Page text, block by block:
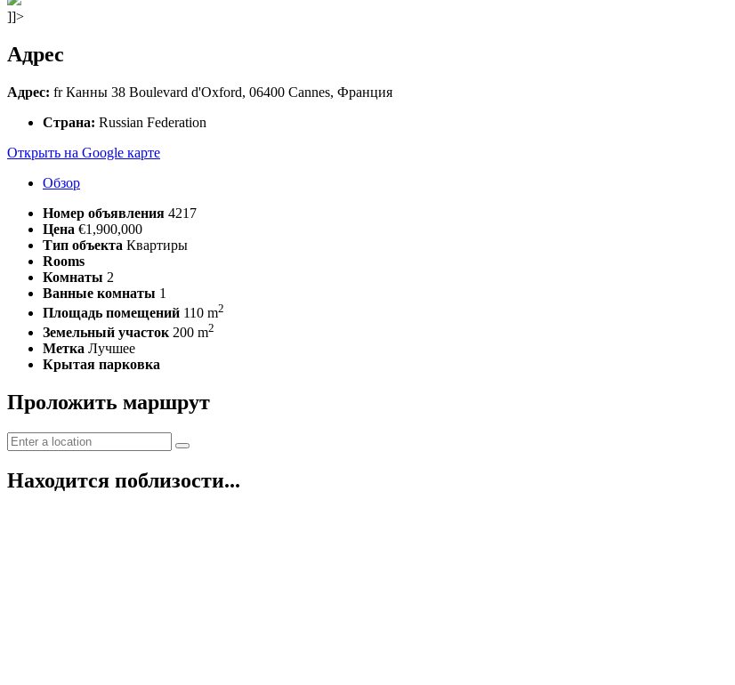
]]>
Адрес
Адрес: fr Канны 38 Boulevard d'Oxford, 06400 Cannes, Франция
Страна: Russian Federation
Открыть на Google карте
Обзор
Номер объявления 4217
Цена €1,900,000
Тип объекта Квартиры
Rooms
Комнаты 2
Ванные комнаты 1
Площадь помещений 110 m2
Земельный участок 200 m2
Метка Лучшее
Крытая парковка
Проложить маршрут
Находится поблизости...